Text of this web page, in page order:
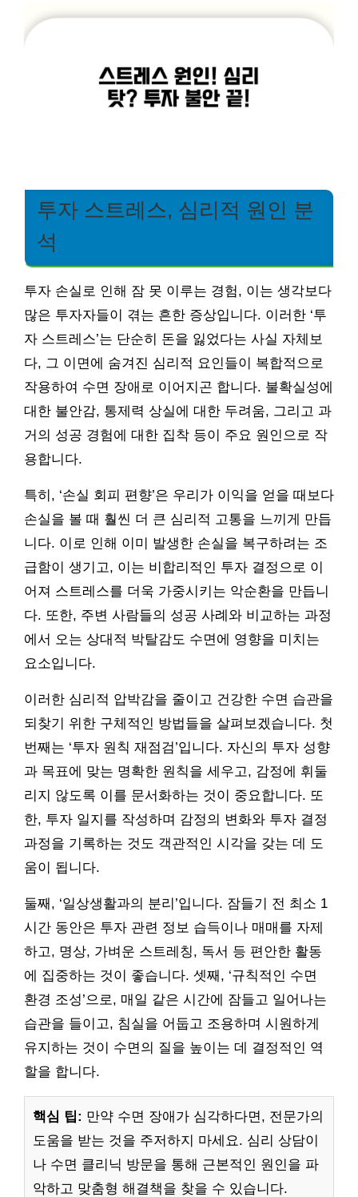
투자 스트레스, 심리적 원인 분
석
투자 손실로 인해 잠 못 이루는 경험, 이는 생각보다
많은 투자자들이 겪는 흔한 증상입니다. 이러한 ‘투
자 스트레스’는 단순히 돈을 잃었다는 사실 자체보
다, 그 이면에 숨겨진 심리적 요인들이 복합적으로
작용하여 수면 장애로 이어지곤 합니다. 불확실성에
대한 불안감, 통제력 상실에 대한 두려움, 그리고 과
거의 성공 경험에 대한 집착 등이 주요 원인으로 작
용합니다.
특히, ‘손실 회피 편향’은 우리가 이익을 얻을 때보다
손실을 볼 때 훨씬 더 큰 심리적 고통을 느끼게 만듭
니다. 이로 인해 이미 발생한 손실을 복구하려는 조
급함이 생기고, 이는 비합리적인 투자 결정으로 이
어져 스트레스를 더욱 가중시키는 악순환을 만듭니
다. 또한, 주변 사람들의 성공 사례와 비교하는 과정
에서 오는 상대적 박탈감도 수면에 영향을 미치는
요소입니다.
이러한 심리적 압박감을 줄이고 건강한 수면 습관을
되찾기 위한 구체적인 방법들을 살펴보겠습니다. 첫
번째는 ‘투자 원칙 재점검’입니다. 자신의 투자 성향
과 목표에 맞는 명확한 원칙을 세우고, 감정에 휘둘
리지 않도록 이를 문서화하는 것이 중요합니다. 또
한, 투자 일지를 작성하며 감정의 변화와 투자 결정
과정을 기록하는 것도 객관적인 시각을 갖는 데 도
움이 됩니다.
둘째, ‘일상생활과의 분리’입니다. 잠들기 전 최소 1
시간 동안은 투자 관련 정보 습득이나 매매를 자제
하고, 명상, 가벼운 스트레칭, 독서 등 편안한 활동
에 집중하는 것이 좋습니다. 셋째, ‘규칙적인 수면
환경 조성’으로, 매일 같은 시간에 잠들고 일어나는
습관을 들이고, 침실을 어둡고 조용하며 시원하게
유지하는 것이 수면의 질을 높이는 데 결정적인 역
할을 합니다.
핵심 팁: 만약 수면 장애가 심각하다면, 전문가의
도움을 받는 것을 주저하지 마세요. 심리 상담이
나 수면 클리닉 방문을 통해 근본적인 원인을 파
악하고 맞춤형 해결책을 찾을 수 있습니다.